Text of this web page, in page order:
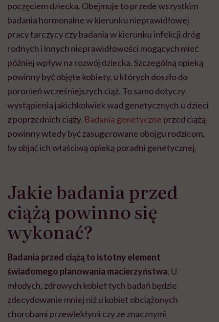
poczęciem dziecka. Obejmuje to przede wszystkim
badania hormonalne w kierunku nieprawidłowej
pracy tarczycy czy badania w kierunku infekcji dróg
rodnych i innych nieprawidłowości mogących mieć
później wpływ na rozwój dziecka. Szczególną opieką
powinny być objęte kobiety, u których doszło do
poronień wcześniejszych ciąż. To samo dotyczy
wystąpienia jakichkolwiek wad genetycznych u dzieci
z poprzednich ciąży. Badania genetyczne przed ciążą
powinny wtedy być zasugerowane obojgu rodzicom,
by objąć ich właściwą opieką poradni genetycznej.
Jakie badania przed
ciążą powinno się
wykonać?
Badania przed ciążą to istotny element
świadomego planowania macierzyństwa. U
młodych, zdrowych kobiet tych badań będzie
zdecydowanie mniej niż u kobiet obciążonych
chorobami przewlekłymi czy ze znacznymi